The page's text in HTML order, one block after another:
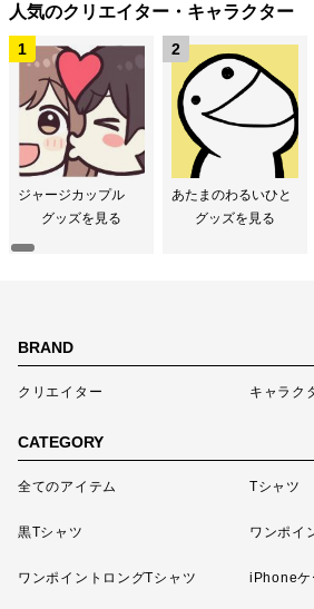
人気のクリエイター・キャラクター
ジャージカップル
グッズを見る
あたまのわるいひと
グッズを見る
BRAND
クリエイター キャラク
CATEGORY
全てのアイテム Tシャツ
黒Tシャツ ワンポイ
ワンポイントロングTシャツ iPhoneケ